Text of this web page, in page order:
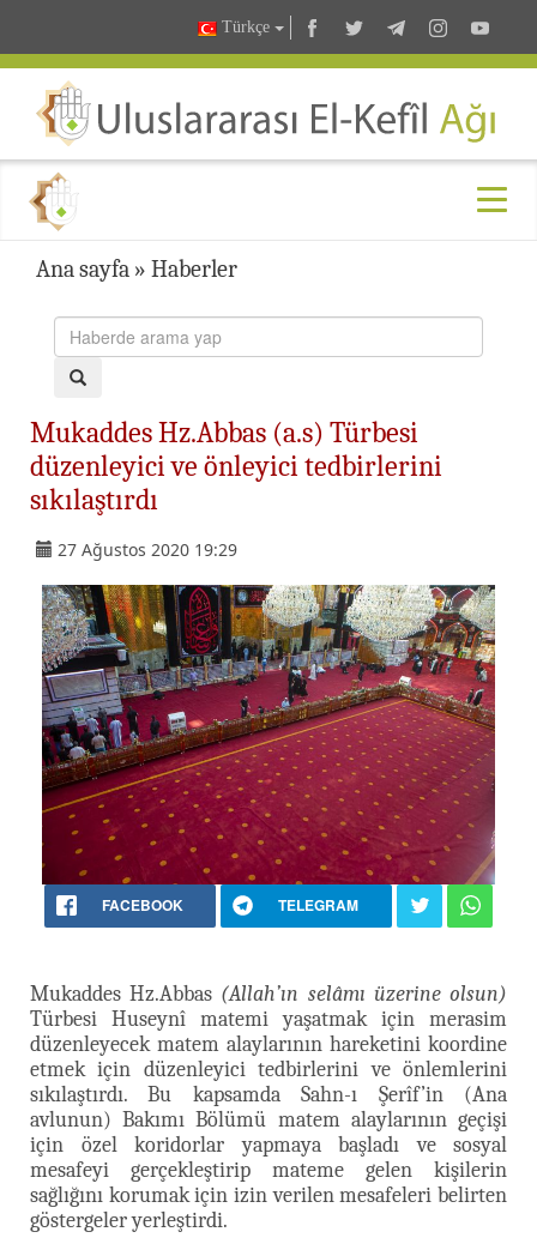
Türkçe
Ana sayfa » Haberler
Mukaddes Hz.Abbas (a.s) Türbesi
düzenleyici ve önleyici tedbirlerini
sıkılaştırdı
27 Ağustos 2020 19:29
FACEBOOK TELEGRAM
Mukaddes Hz.Abbas (Allah’ın selâmı üzerine olsun)
Türbesi Huseynî matemi yaşatmak için merasim
düzenleyecek matem alaylarının hareketini koordine
etmek için düzenleyici tedbirlerini ve önlemlerini
sıkılaştırdı. Bu kapsamda Sahn-ı Şerîf’in (Ana
avlunun) Bakımı Bölümü matem alaylarının geçişi
için özel koridorlar yapmaya başladı ve sosyal
mesafeyi gerçekleştirip mateme gelen kişilerin
sağlığını korumak için izin verilen mesafeleri belirten
göstergeler yerleştirdi.